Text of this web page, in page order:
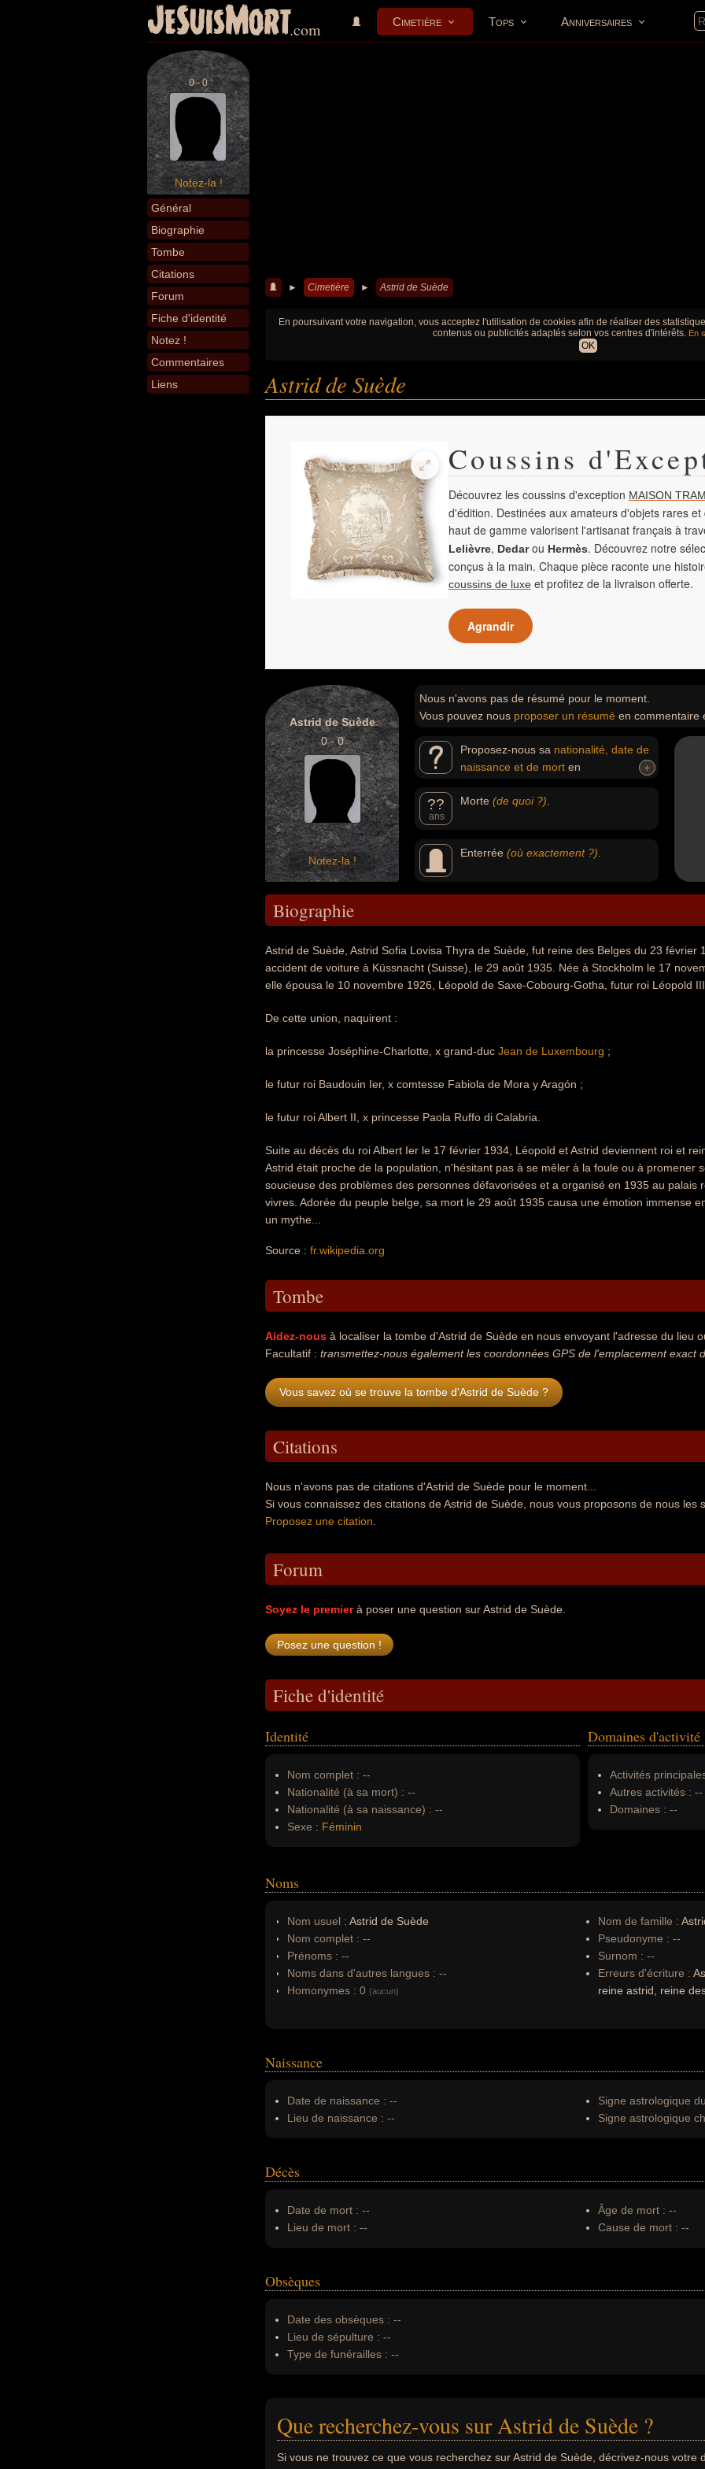
JeSuisMort.com Cimetière Tops Anniversaires
0 - 0
Notez-la !
Général
Biographie
Tombe
Citations
Forum
Fiche d'identité
Notez !
Commentaires
Liens
► Cimetière ► Astrid de Suède
En poursuivant votre navigation, vous acceptez l'utilisation de cookies afin de réaliser des
contenus ou publicités adaptés selon vos centres d'intérêts. En
OK
Astrid de Suède
Coussins
Découvrez les coussins d'exception MAISON
d'édition. Destinées aux amateurs d'objets rares
haut de gamme valorisent l'artisanat français à
Lelièvre, Dedarou Hermès. Découvrez notre
conçus à la main. Chaque pièce raconte une
coussins de luxe et profitez de la livraison offerte.
Agrandir
Astrid de Suède
0 - 0
Notez-la !
Nous n'avons pas de résumé pour le moment.
Vous pouvez nous proposer un résumé en commentaire
Proposez-nous sa nationalité, date de
naissance et de mort en
+
+
??
ans
Morte (de quoi ?)
Enterrée (où exactement ?)
Biographie
Astrid de Suède, Astrid Sofia Lovisa Thyra de Suède, fut reine des Belges du 23 février
accident de voiture à Küssnacht (Suisse), le 29 août 1935. Née à Stockholm le 17
elle épousa le 10 novembre 1926, Léopold de Saxe-Cobourg-Gotha, futur roi Léopold III.
De cette union, naquirent :
la princesse Joséphine-Charlotte, x grand-duc Jean de Luxembourg ;
le futur roi Baudouin Ier, x comtesse Fabiola de Mora y Aragón ;
le futur roi Albert II, x princesse Paola Ruffo di Calabria.
Suite au décès du roi Albert Ier le 17 février 1934, Léopold et Astrid deviennent roi et
Astrid était proche de la population, n'hésitant pas à se mêler à la foule ou à promener
soucieuse des problèmes des personnes défavorisées et a organisé en 1935 au palais
vivres. Adorée du peuple belge, sa mort le 29 août 1935 causa une émotion immense
un mythe...
Source : fr.wikipedia.org
Tombe
Aidez-nous à localiser la tombe d'Astrid de Suède en nous envoyant l'adresse du lieu
Facultatif : transmettez-nous également les coordonnées GPS de l'emplacement exact
Vous savez où se trouve la tombe d'Astrid de Suède ?
Citations
Nous n'avons pas de citations d'Astrid de Suède pour le moment...
Si vous connaissez des citations de Astrid de Suède, nous vous proposons de nous les
Proposez une citation
Forum
Soyez le premierà poser une question sur Astrid de Suède.
Fiche d'identité
Identité
Nom complet : --
Nationalité (à sa mort) : --
Nationalité (à sa naissance) : --
Sexe : Féminin
Domaines d'activité
Activités
Autres activités : --
Domaines : --
Noms
Nom usuel : Astrid de Suède
Nom complet : --
Prénoms : --
Noms dans d'autres langues : --
Homonymes : 0 (aucun)
Nom de famille :
Pseudonyme : --
Surnom : --
Erreurs d'écriture :
reine astrid, reine
Naissance
Date de naissance : --
Lieu de naissance : --
Signe astrologique
Signe astrologique
Décès
Date de mort : --
Lieu de mort : --
Âge de mort : --
Cause de mort : --
Obsèques
Date des obsèques : --
Lieu de sépulture : --
Type de funérailles : --
Que recherchez-vous sur Astrid de Suède ?
Si vous ne trouvez ce que vous recherchez sur Astrid de Suède, décrivez-nous votre